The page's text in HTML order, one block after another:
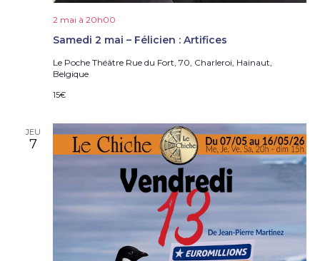
Samedi 2 mai – Félicien : Artifices
2 mai à 20h00
Le Poche Théâtre Rue du Fort, 70, Charleroi, Hainaut,
Belgique
15€
JEU
7